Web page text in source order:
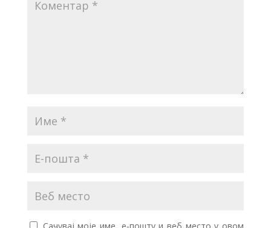
Сачувај моје име, е-пошту и веб место у овом